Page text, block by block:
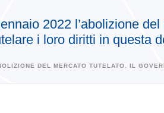
2022 l’abolizione
i loro diritti in questa
DEL MERCATO TUTELATO. IL